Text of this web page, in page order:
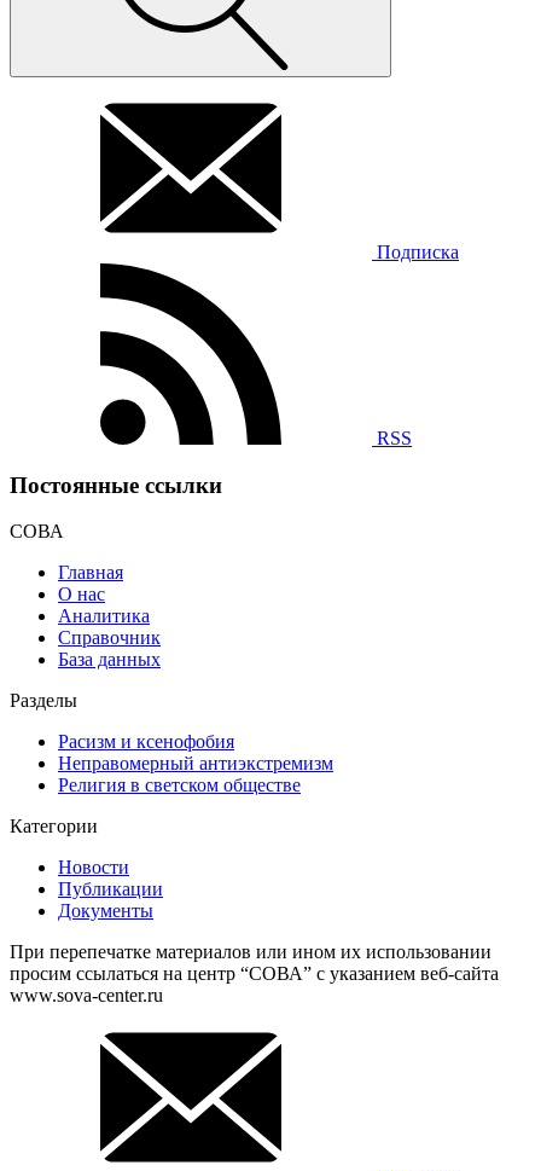
Подписка
RSS
Постоянные ссылки
СОВА
Главная
О нас
Аналитика
Справочник
База данных
Разделы
Расизм и ксенофобия
Неправомерный антиэкстремизм
Религия в светском обществе
Категории
Новости
Публикации
Документы
При перепечатке материалов или ином их использовании
просим ссылаться на центр “СОВА” с указанием веб-сайта
www.sova-center.ru